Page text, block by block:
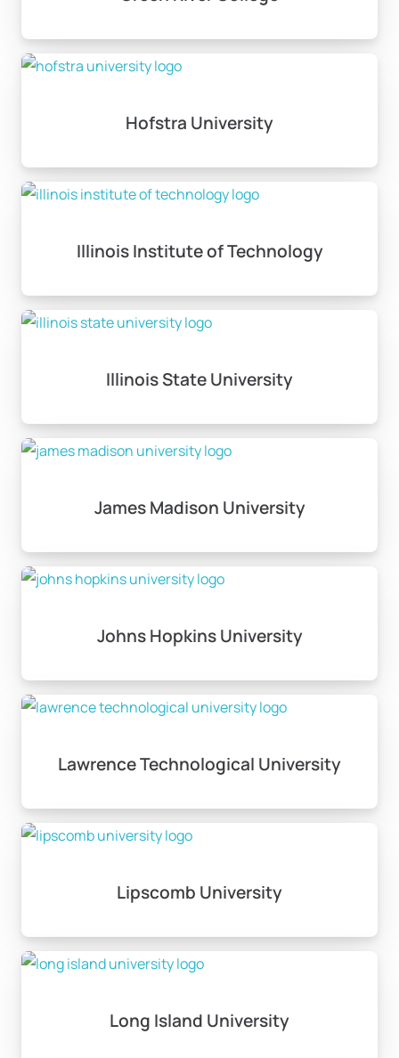
Hofstra University
Illinois Institute of Technology
Illinois State University
James Madison University
Johns Hopkins University
Lawrence Technological University
Lipscomb University
Long Island University